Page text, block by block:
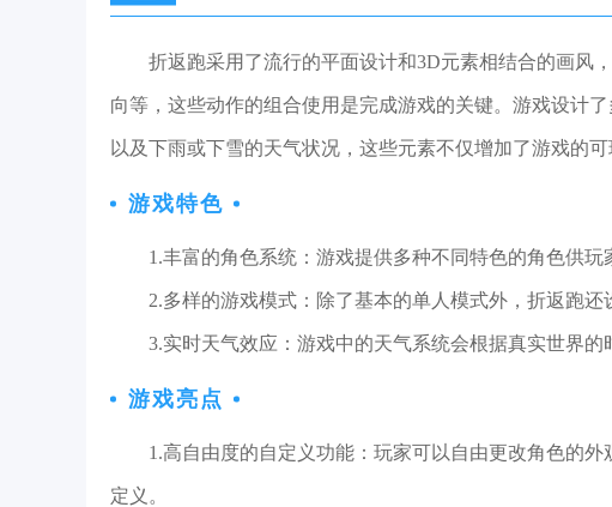
折返跑采用了流行的平面设计和3D元素相结合的画风
向等，这些动作的组合使用是完成游戏的关键。游戏设计
以及下雨或下雪的天气状况，这些元素不仅增加了游戏的
游戏特色
1.丰富的角色系统：游戏提供多种不同特色的角色供
2.多样的游戏模式：除了基本的单人模式外，折返跑
3.实时天气效应：游戏中的天气系统会根据真实世界的
游戏亮点
1.高自由度的自定义功能：玩家可以自由更改角色的
定义。